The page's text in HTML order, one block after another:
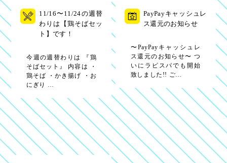
11/16〜11/24の週替
わりは【鶏そばセッ
ト】です！
今週の週替わりは 『鶏
そばセット』 内容は ・
鶏そば ・かき揚げ ・お
にぎり …
PayPayキャッシュレ
ス還元のお知らせ
〜PayPayキャッシュレ
ス還元のお知らせ〜 つ
いにラピスパでも開始
致しました!! ご…